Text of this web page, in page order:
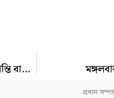
নির্বাচন যত বিলম্ব হবে, ততই দেশে অশান্তি বাড়বে: রাশেদ খাঁন
প্রধান